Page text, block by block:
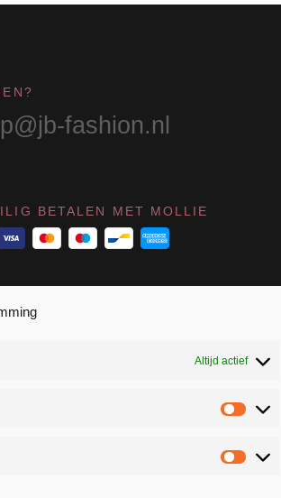
Altijd actief
fashion.nl
BETALEN MET MOLLIE